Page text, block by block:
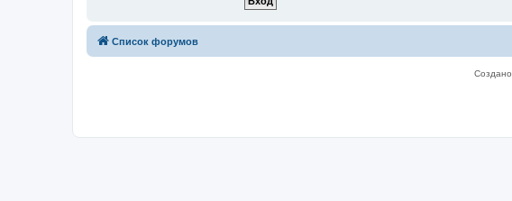
Список форумов